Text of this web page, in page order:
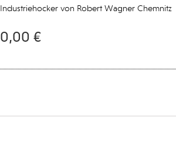
Industriehocker von Robert Wagner Chemnitz
0,00 €